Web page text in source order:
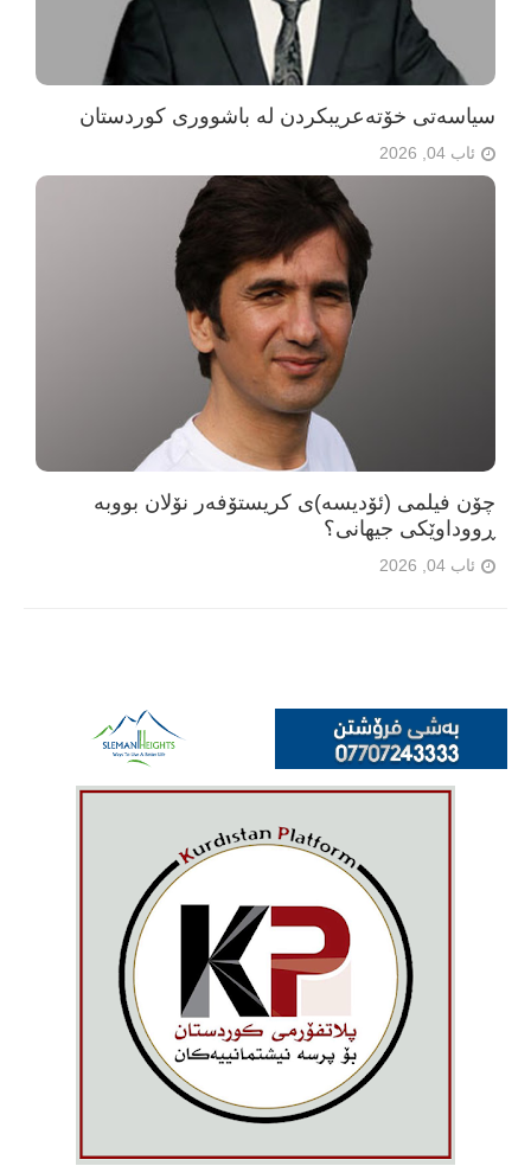
سیاسەتی خۆتەعریبکردن لە باشووری کوردستان
ئاب 04, 2026
چۆن فیلمی (ئۆدیسە)ی کریستۆفەر نۆلان بووبە
ڕووداوێکی جیهانی؟
ئاب 04, 2026